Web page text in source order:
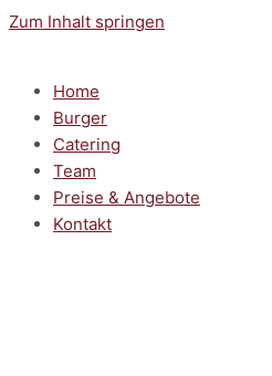
Zum Inhalt springen
Home
Burger
Catering
Team
Preise & Angebote
Kontakt